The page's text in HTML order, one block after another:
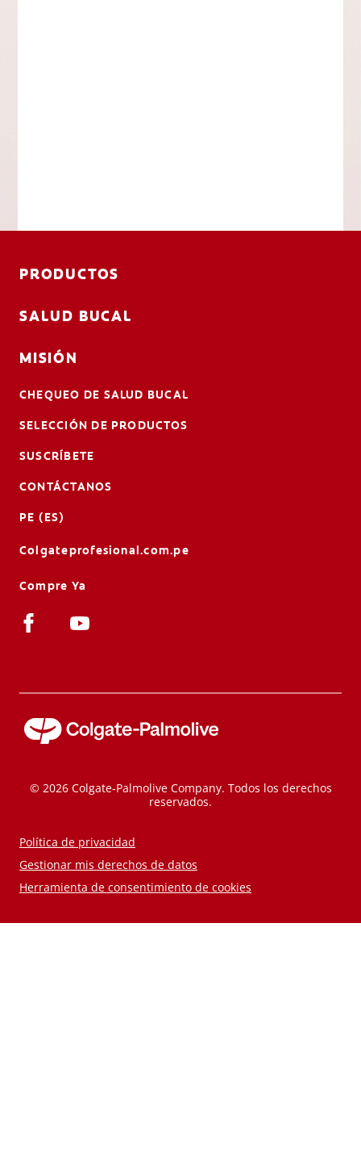
PRODUCTOS
SALUD BUCAL
MISIÓN
CHEQUEO DE SALUD BUCAL
SELECCIÓN DE PRODUCTOS
SUSCRÍBETE
CONTÁCTANOS
PE (ES)
Colgateprofesional.com.pe
Compre Ya
© 2026 Colgate-Palmolive Company. Todos los derechos
reservados.
Política de privacidad
Gestionar mis derechos de datos
Herramienta de consentimiento de cookies